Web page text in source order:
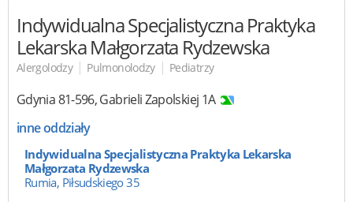
Indywidualna Specjalistyczna Praktyka
LekarskaMałgorzata Rydzewska
Alergolodzy | Pulmonolodzy | Pediatrzy
Gdynia81-596,Gabrieli Zapolskiej 1A
inne oddziały
Indywidualna Specjalistyczna Praktyka Lekarska
Małgorzata Rydzewska
Rumia, Piłsudskiego 35